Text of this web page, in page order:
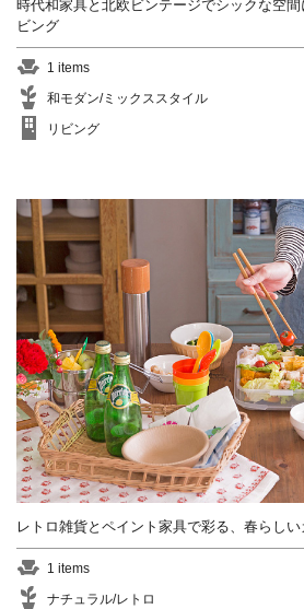
時代和家具と北欧ビンテージでシックな空
ビング
1 items
和モダン/ミックススタイル
リビング
レトロ雑貨とペイント家具で彩る、春らし
1 items
ナチュラル/レトロ